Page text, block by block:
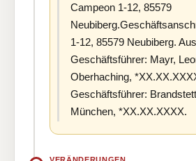
Campeon 1-12, 85579
1-12, 85579 Neubiberg.
Geschäftsführer: Mayr,
Oberhaching,
Geschäftsführer:
München, *XX.XX.XXXX.